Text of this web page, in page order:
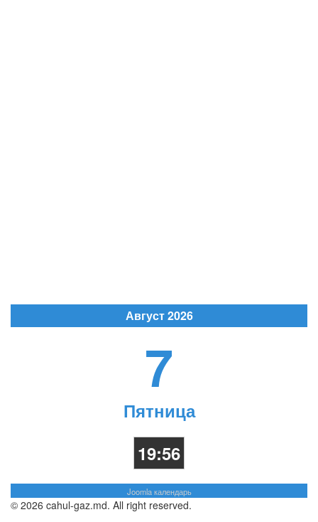
Август 2026
7
Пятница
19:56
Joomla календарь
© 2026 cahul-gaz.md. All right reserved.